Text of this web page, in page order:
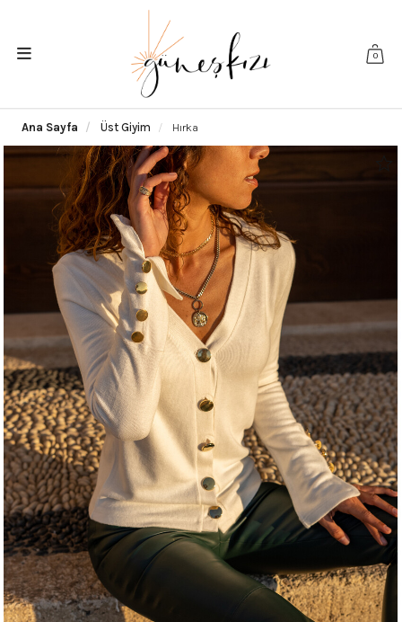
0
Ana Sayfa Üst Giyim Hırka